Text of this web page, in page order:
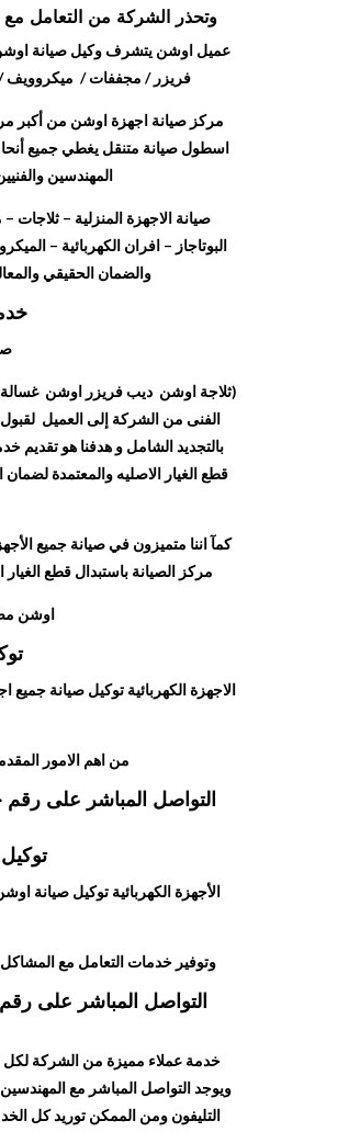
وتحذر الشركة من التعامل مع اي
عميل اوشن يتشرف وكيل صيانة
فريزر / مجففات / ميكروويف /
مركز صيانة اجهزة اوشن من أكبر
اسطول صيانة متنقل يغطي جميع
المهندسين
صيانة الاجهزة المنزلية –
البوتاجاز – افران الكهربائية –
والضمان الحقيقي
(ثلاجة اوشن ديب فريزر اوشن
الفنى من الشركة إلى العميل
بالتجديد الشامل و هدفنا هو تقديم
قطع الغيار الاصليه والمعتمدة
كمآ اننا متميزون في صيانة جميع
مركز الصيانة باستبدال قطع
اوشن
الاجهزة الكهربائية توكيل صيانة
من اهم الامور
التواصل المباشر على
الأجهزة الكهربائية توكيل صيانة
وتوفير خدمات التعامل مع المشاكل
التواصل المباشر على
ويوجد التواصل المباشر مع
التليفون ومن الممكن توريد كل